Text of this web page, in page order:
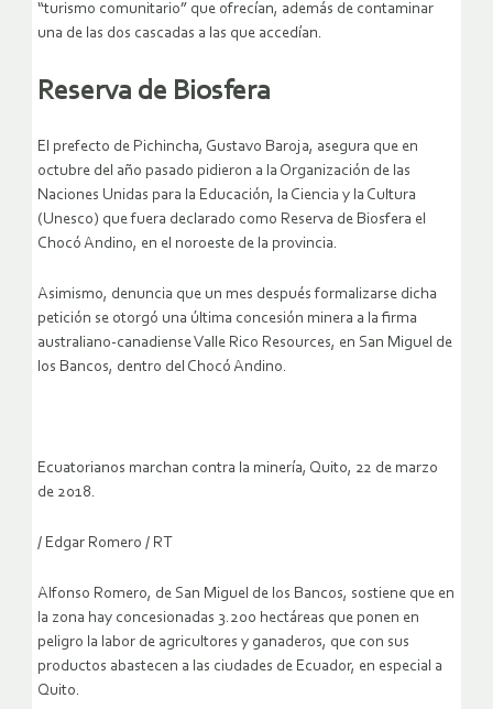
“turismo comunitario” que ofrecían, además de contaminar
una de las dos cascadas a las que accedían.
Reserva de Biosfera
El prefecto de Pichincha, Gustavo Baroja, asegura que en
octubre del año pasado pidieron a la Organización de las
Naciones Unidas para la Educación, la Ciencia y la Cultura
(Unesco) que fuera declarado como Reserva de Biosfera el
Chocó Andino, en el noroeste de la provincia.
Asimismo, denuncia que un mes después formalizarse dicha
petición se otorgó una última concesión minera a la firma
australiano-canadiense Valle Rico Resources, en San Miguel de
los Bancos, dentro del Chocó Andino.
Ecuatorianos marchan contra la minería, Quito, 22 de marzo
de 2018.
/ Edgar Romero / RT
Alfonso Romero, de San Miguel de los Bancos, sostiene que en
la zona hay concesionadas 3.200 hectáreas que ponen en
peligro la labor de agricultores y ganaderos, que con sus
productos abastecen a las ciudades de Ecuador, en especial a
Quito.